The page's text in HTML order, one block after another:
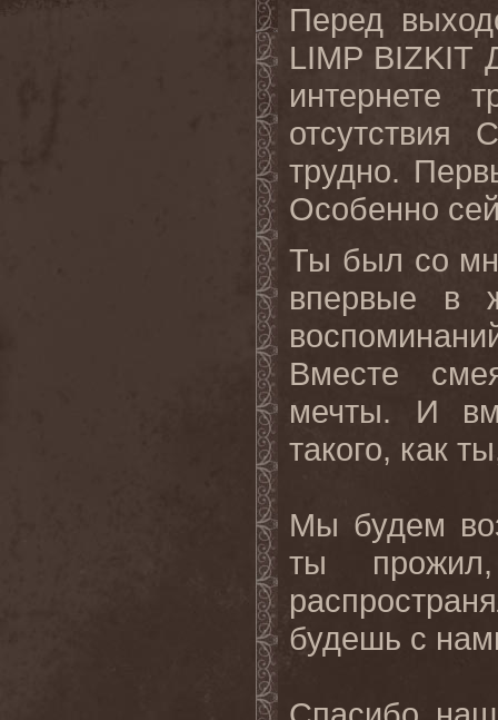
Перед
LIMP BIZKIT
интернете
отсутствия
трудно.
Особенно
Ты был со
впервые в
Вместе
мечты. И
такого, как
Мы будем
ты
будешь с